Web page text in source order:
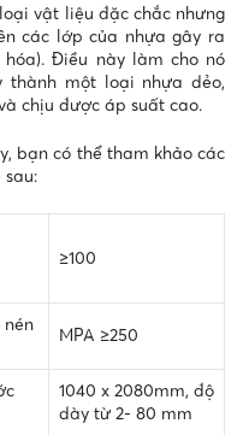
vật liệu đặc chắc nhưng
các lớp của nhựa gây ra
Điều này làm cho nó
một loại nhựa dẻo,
chịu được áp suất cao.
bạn có thể tham khảo các
≥100
nén
MPA ≥250
1040 x 2080mm, độ
dày từ 2- 80 mm